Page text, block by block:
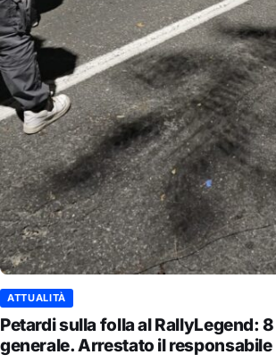
ATTUALITÀ
Petardi sulla folla al RallyLegend:
generale. Arrestato il responsabile